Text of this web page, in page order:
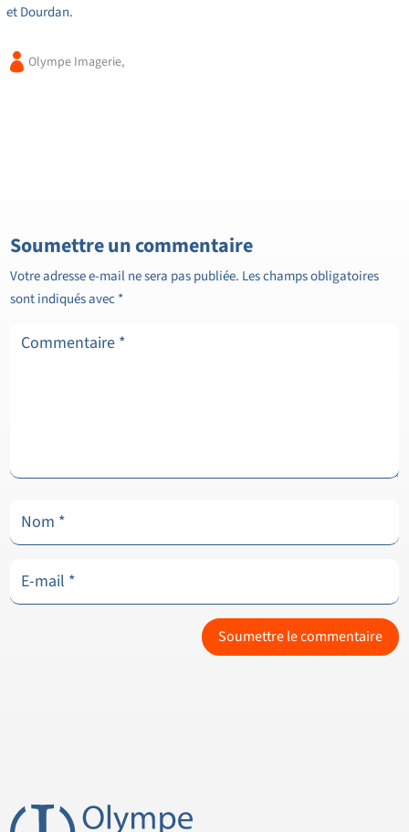
et Dourdan.
 Olympe Imagerie,
Soumettre un commentaire
Votre adresse e-mail ne sera pas publiée. Les champs obligatoires
sont indiqués avec*
Soumettre le commentaire